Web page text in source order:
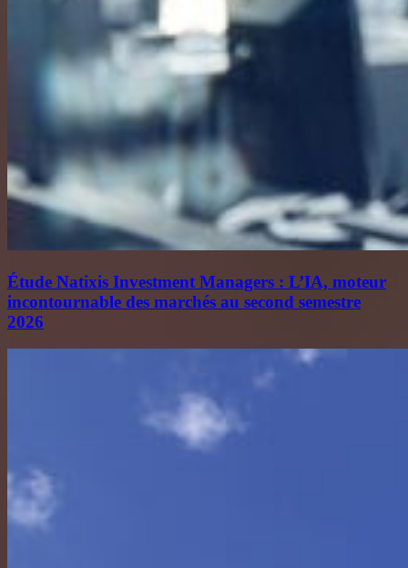
Étude Natixis Investment Managers : L’IA, moteur
incontournable des marchés au second semestre
2026